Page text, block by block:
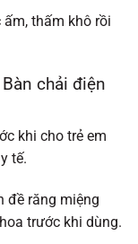
thấm khô rồi
Bàn chải điện
khi cho trẻ em
tế.
đề răng miệng
trước khi dùng.